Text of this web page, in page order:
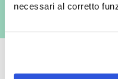
necessari al corretto